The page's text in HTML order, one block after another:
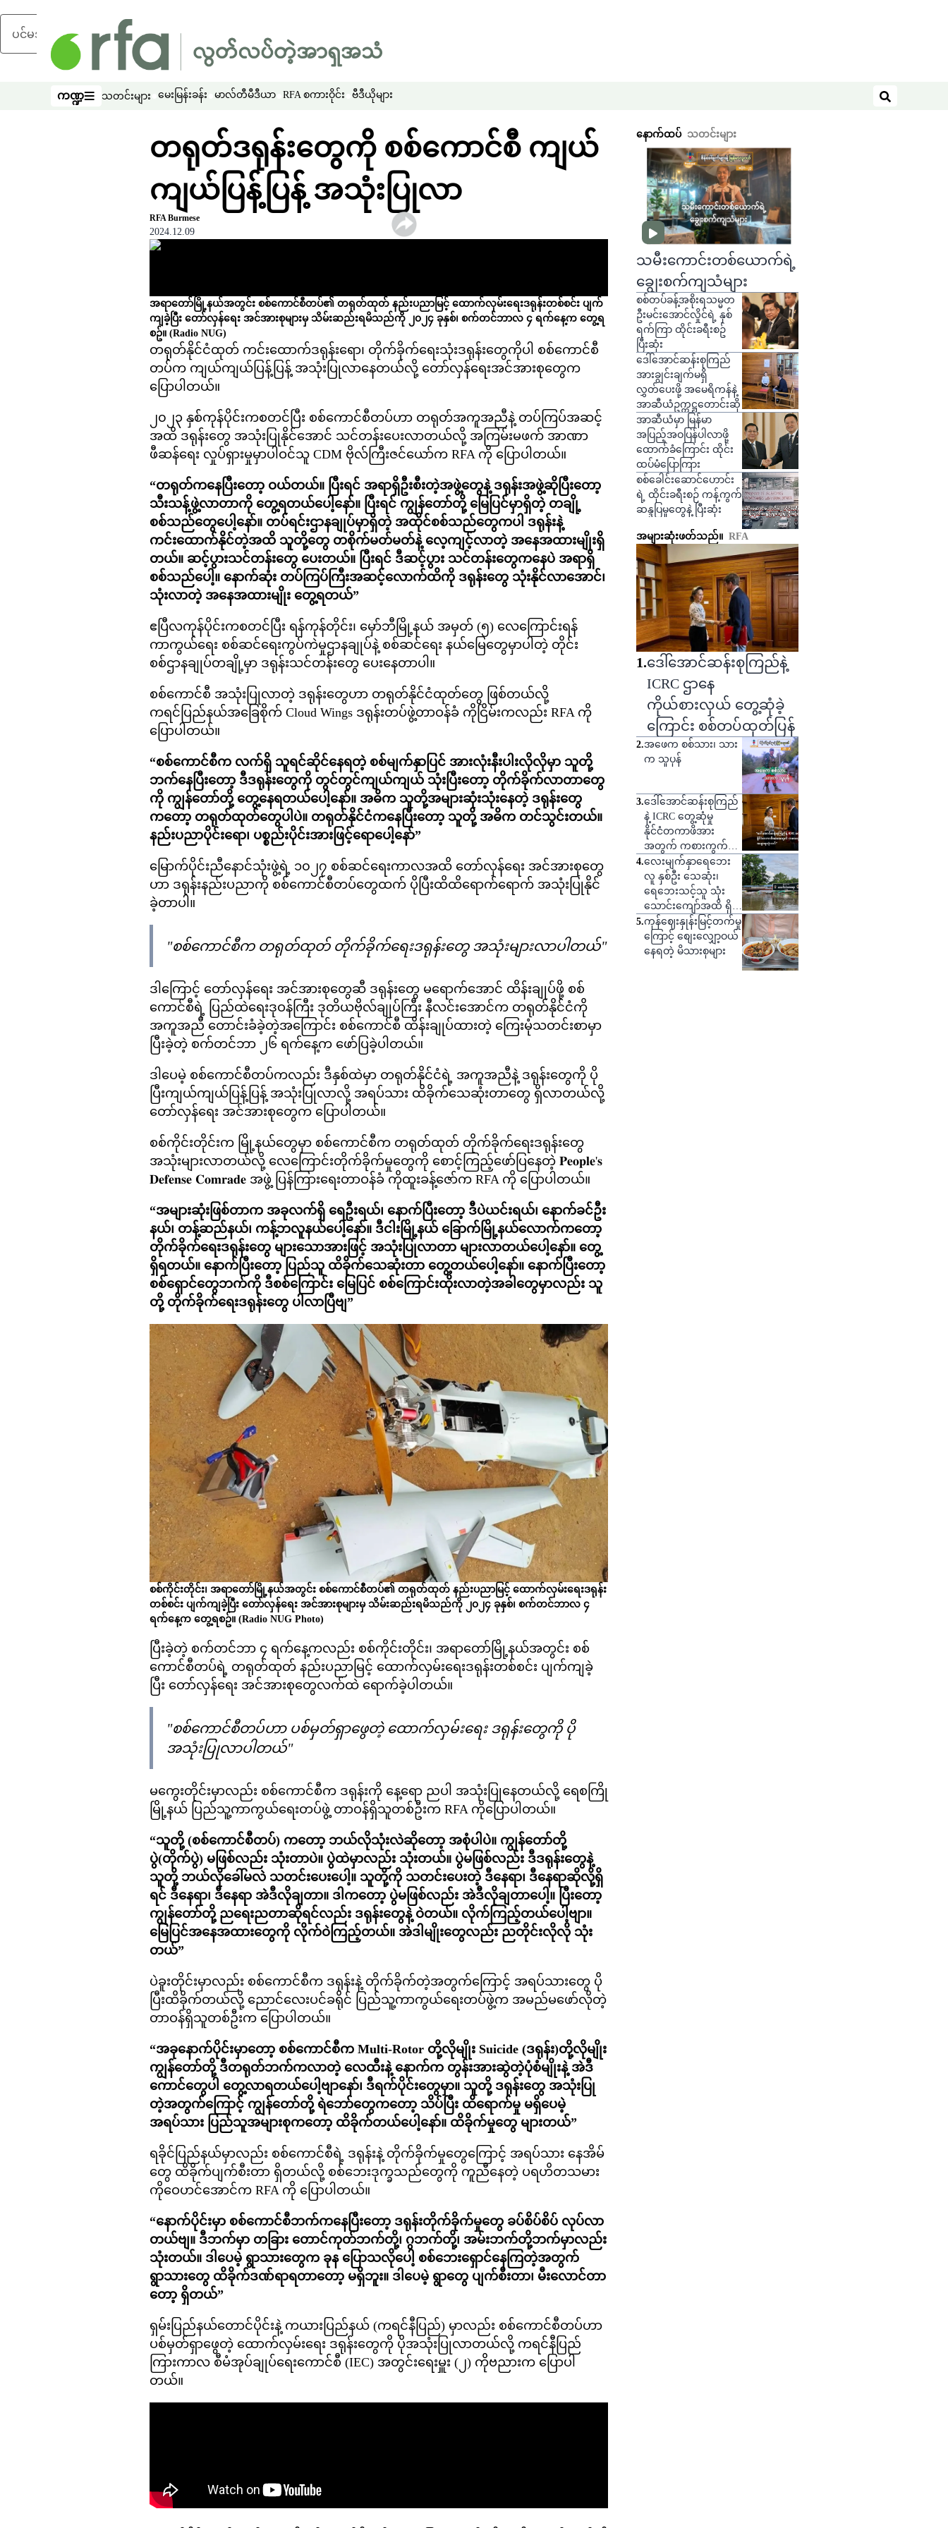
ပင်မအကြောင်းအရာသို့ ကျော်ရန်
ကဏ္ဍ
ကဏ္ဍ သတင်းများ မေးမြန်းခန်း မာလ်တီမီဒီယာ RFA စကားဝိုင်း ဗီဒီယိုများ
ရှာဖွေရန်
တရုတ်ဒရုန်းတွေကို စစ်ကောင်စီ ကျယ်
ကျယ်ပြန့်ပြန့် အသုံးပြုလာ
RFA Burmese
2024.12.09
အရာတော်မြို့နယ်အတွင်း စစ်ကောင်စီတပ်၏ တရုတ်ထုတ် နည်းပညာမြင့် ထောက်လှမ်းရေးဒရုန်းတစ်စင်း ပျက်
ကျခဲ့ပြီး တော်လှန်ရေး အင်အားစုများမှ သိမ်းဆည်းရမိသည်ကို ၂၀၂၄ ခုနှစ်၊ စက်တင်ဘာလ ၄ ရက်နေ့က တွေ့ရ
စဥ်။ (Radio NUG)
တရုတ်နိုင်ငံထုတ် ကင်းထောက်ဒရုန်းရော၊ တိုက်ခိုက်ရေးသုံးဒရုန်းတွေကိုပါ စစ်ကောင်စီ
တပ်က ကျယ်ကျယ်ပြန့်ပြန့် အသုံးပြုလာနေတယ်လို့ တော်လှန်ရေးအင်အားစုတွေက
ပြောပါတယ်။
၂၀၂၃ နှစ်ကုန်ပိုင်းကစတင်ပြီး စစ်ကောင်စီတပ်ဟာ တရုတ်အကူအညီနဲ့ တပ်ကြပ်အဆင့်
အထိ ဒရုန်းတွေ အသုံးပြုနိုင်အောင် သင်တန်းပေးလာတယ်လို့ အကြမ်းမဖက် အာဏာ
ဖီဆန်ရေး လှုပ်ရှားမှုမှာပါဝင်သူ CDM ဗိုလ်ကြီးဇင်ယော်က RFA ကို ပြောပါတယ်။
“တရုတ်ကနေပြီးတော့ ဝယ်တယ်။ ပြီးရင် အရာရှိဦးစီးတဲ့အဖွဲ့တွေနဲ့ ဒရုန်းအဖွဲ့ဆိုပြီးတော့
သီးသန့်ဖွဲ့လာတာကို တွေ့ရတယ်ပေါ့နော်။ ပြီးရင် ကျွန်တော်တို့ မြေပြင်မှာရှိတဲ့ တချို့
စစ်သည်တွေပေါ့နော်။ တပ်ရင်းဌာနချုပ်မှာရှိတဲ့ အထိုင်စစ်သည်တွေကပါ ဒရုန်းနဲ့
ကင်းထောက်နိုင်တဲ့အထိ သူတို့တွေ တစိုက်မတ်မတ်နဲ့ လေ့ကျင့်လာတဲ့ အနေအထားမျိုးရှိ
တယ်။ ဆင့်ပွားသင်တန်းတွေ ပေးတယ်။ ပြီးရင် ဒီဆင့်ပွား သင်တန်းတွေကနေပဲ အရာရှိ
စစ်သည်ပေါ့။ နောက်ဆုံး တပ်ကြပ်ကြီးအဆင့်လောက်ထိကို ဒရုန်းတွေ သုံးနိုင်လာအောင်၊
သုံးလာတဲ့ အနေအထားမျိုး တွေ့ရတယ်”
ဧပြီလကုန်ပိုင်းကစတင်ပြီး ရန်ကုန်တိုင်း၊ မှော်ဘီမြို့နယ် အမှတ် (၅) လေကြောင်းရန်
ကာကွယ်ရေး စစ်ဆင်ရေးကွပ်ကဲမှုဌာနချုပ်နဲ့ စစ်ဆင်ရေး နယ်မြေတွေမှာပါတဲ့ တိုင်း
စစ်ဌာနချုပ်တချို့မှာ ဒရုန်းသင်တန်းတွေ ပေးနေတာပါ။
စစ်ကောင်စီ အသုံးပြုလာတဲ့ ဒရုန်းတွေဟာ တရုတ်နိုင်ငံထုတ်တွေ ဖြစ်တယ်လို့
ကရင်ပြည်နယ်အခြေစိုက် Cloud Wings ဒရုန်းတပ်ဖွဲ့တာဝန်ခံ ကိုငြိမ်းကလည်း RFA ကို
ပြောပါတယ်။
“စစ်ကောင်စီက လက်ရှိ သူရင်ဆိုင်နေရတဲ့ စစ်မျက်နှာပြင် အားလုံးနီးပါးလိုလိုမှာ သူတို့
ဘက်နေပြီးတော့ ဒီဒရုန်းတွေကို တွင်တွင်ကျယ်ကျယ် သုံးပြီးတော့ တိုက်ခိုက်လာတာတွေ
ကို ကျွန်တော်တို့ တွေ့နေရတယ်ပေါ့နော်။ အဓိက သူတို့အများဆုံးသုံးနေတဲ့ ဒရုန်းတွေ
ကတော့ တရုတ်ထုတ်တွေပါပဲ။ တရုတ်နိုင်ငံကနေပြီးတော့ သူတို့ အဓိက တင်သွင်းတယ်။
နည်းပညာပိုင်းရော၊ ပစ္စည်းပိုင်းအားဖြင့်ရောပေါ့နော်”
မြောက်ပိုင်းညီနောင်သုံးဖွဲ့ရဲ့ ၁၀၂၇ စစ်ဆင်ရေးကာလအထိ တော်လှန်ရေး အင်အားစုတွေ
ဟာ ဒရုန်းနည်းပညာကို စစ်ကောင်စီတပ်တွေထက် ပိုပြီးထိထိရောက်ရောက် အသုံးပြုနိုင်
ခဲ့တာပါ။
"စစ်ကောင်စီက တရုတ်ထုတ် တိုက်ခိုက်ရေးဒရုန်းတွေ အသုံးများလာပါတယ်"
ဒါကြောင့် တော်လှန်ရေး အင်အားစုတွေဆီ ဒရုန်းတွေ မရောက်အောင် ထိန်းချုပ်ဖို့ စစ်
ကောင်စီရဲ့ ပြည်ထဲရေးဒုဝန်ကြီး ဒုတိယဗိုလ်ချုပ်ကြီး နီလင်းအောင်က တရုတ်နိုင်ငံကို
အကူအညီ တောင်းခံခဲ့တဲ့အကြောင်း စစ်ကောင်စီ ထိန်းချုပ်ထားတဲ့ ကြေးမုံသတင်းစာမှာ
ပြီးခဲ့တဲ့ စက်တင်ဘာ ၂၆ ရက်နေ့က ဖော်ပြခဲ့ပါတယ်။
ဒါပေမဲ့ စစ်ကောင်စီတပ်ကလည်း ဒီနှစ်ထဲမှာ တရုတ်နိုင်ငံရဲ့ အကူအညီနဲ့ ဒရုန်းတွေကို ပို
ပြီးကျယ်ကျယ်ပြန့်ပြန့် အသုံးပြုလာလို့ အရပ်သား ထိခိုက်သေဆုံးတာတွေ ရှိလာတယ်လို့
တော်လှန်ရေး အင်အားစုတွေက ပြောပါတယ်။
စစ်ကိုင်းတိုင်းက မြို့နယ်တွေမှာ စစ်ကောင်စီက တရုတ်ထုတ် တိုက်ခိုက်ရေးဒရုန်းတွေ
အသုံးများလာတယ်လို့ လေကြောင်းတိုက်ခိုက်မှုတွေကို စောင့်ကြည့်ဖော်ပြနေတဲ့ 𝐏𝐞𝐨𝐩𝐥𝐞'𝐬
𝐃𝐞𝐟𝐞𝐧𝐬𝐞 𝐂𝐨𝐦𝐫𝐚𝐝𝐞 အဖွဲ့ ပြန်ကြားရေးတာဝန်ခံ ကိုထူးခန့်ဇော်က RFA ကို ပြောပါတယ်။
“အများဆုံးဖြစ်တာက အခုလက်ရှိ ရေဦးရယ်၊ နောက်ပြီးတော့ ဒီပဲယင်းရယ်၊ နောက်ခင်ဦး
နယ်၊ တန့်ဆည်နယ်၊ ကန့်ဘလူနယ်ပေါ့နော်။ ဒီငါးမြို့နယ် ခြောက်မြို့နယ်လောက်ကတော့
တိုက်ခိုက်ရေးဒရုန်းတွေ များသောအားဖြင့် အသုံးပြုလာတာ များလာတယ်ပေါ့နော်။ တွေ့
ရှိရတယ်။ နောက်ပြီးတော့ ပြည်သူ ထိခိုက်သေဆုံးတာ တွေ့တယ်ပေါ့နော်။ နောက်ပြီးတော့
စစ်ရှောင်တွေဘက်ကို ဒီစစ်ကြောင်း မြေပြင် စစ်ကြောင်းထိုးလာတဲ့အခါတွေမှာလည်း သူ
တို့ တိုက်ခိုက်ရေးဒရုန်းတွေ ပါလာပြီဗျ”
စစ်ကိုင်းတိုင်း၊ အရာတော်မြို့နယ်အတွင်း စစ်ကောင်စီတပ်၏ တရုတ်ထုတ် နည်းပညာမြင့် ထောက်လှမ်းရေးဒရုန်း
တစ်စင်း ပျက်ကျခဲ့ပြီး တော်လှန်ရေး အင်အားစုများမှ သိမ်းဆည်းရမိသည်ကို ၂၀၂၄ ခုနှစ်၊ စက်တင်ဘာလ ၄
ရက်နေ့က တွေ့ရစဥ်။ (Radio NUG Photo)
ပြီးခဲ့တဲ့ စက်တင်ဘာ ၄ ရက်နေ့ကလည်း စစ်ကိုင်းတိုင်း၊ အရာတော်မြို့နယ်အတွင်း စစ်
ကောင်စီတပ်ရဲ့ တရုတ်ထုတ် နည်းပညာမြင့် ထောက်လှမ်းရေးဒရုန်းတစ်စင်း ပျက်ကျခဲ့
ပြီး တော်လှန်ရေး အင်အားစုတွေလက်ထဲ ရောက်ခဲ့ပါတယ်။
"စစ်ကောင်စီတပ်ဟာ ပစ်မှတ်ရှာဖွေတဲ့ ထောက်လှမ်းရေး ဒရုန်းတွေကို ပို
အသုံးပြုလာပါတယ်"
မကွေးတိုင်းမှာလည်း စစ်ကောင်စီက ဒရုန်းကို နေ့ရော ညပါ အသုံးပြုနေတယ်လို့ ရေစကြို
မြို့နယ် ပြည်သူ့ကာကွယ်ရေးတပ်ဖွဲ့ တာဝန်ရှိသူတစ်ဦးက RFA ကိုပြောပါတယ်။
“သူတို့ (စစ်ကောင်စီတပ်) ကတော့ ဘယ်လိုသုံးလဲဆိုတော့ အစုံပါပဲ။ ကျွန်တော်တို့
ပွဲ(တိုက်ပွဲ) မဖြစ်လည်း သုံးတာပဲ။ ပွဲထဲမှာလည်း သုံးတယ်။ ပွဲမဖြစ်လည်း ဒီဒရုန်းတွေနဲ့
သူတို့ ဘယ်လိုခေါ်မလဲ သတင်းပေးပေါ့။ သူတို့ကို သတင်းပေးတဲ့ ဒီနေရာ၊ ဒီနေရာဆိုလို့ရှိ
ရင် ဒီနေရာ၊ ဒီနေရာ အဲဒီလိုချတာ။ ဒါကတော့ ပွဲမဖြစ်လည်း အဲဒီလိုချတာပေါ့။ ပြီးတော့
ကျွန်တော်တို့ ညရေးညတာဆိုရင်လည်း ဒရုန်းတွေနဲ့ ဝဲတယ်။ လိုက်ကြည့်တယ်ပေါ့ဗျာ။
မြေပြင်အနေအထားတွေကို လိုက်ဝဲကြည့်တယ်။ အဲဒါမျိုးတွေလည်း ညတိုင်းလိုလို သုံး
တယ်”
ပဲခူးတိုင်းမှာလည်း စစ်ကောင်စီက ဒရုန်းနဲ့ တိုက်ခိုက်တဲ့အတွက်ကြောင့် အရပ်သားတွေ ပို
ပြီးထိခိုက်တယ်လို့ ညောင်လေးပင်ခရိုင် ပြည်သူ့ကာကွယ်ရေးတပ်ဖွဲ့က အမည်မဖော်လိုတဲ့
တာဝန်ရှိသူတစ်ဦးက ပြောပါတယ်။
“အခုနောက်ပိုင်းမှာတော့ စစ်ကောင်စီက Multi-Rotor တို့လိုမျိုး Suicide (ဒရုန်း)တို့လိုမျိုး
ကျွန်တော်တို့ ဒီတရုတ်ဘက်ကလာတဲ့ လေထီးနဲ့ နောက်က တွန်းအားဆွဲတဲ့ပုံစံမျိုးနဲ့ အဲဒီ
ကောင်တွေပါ တွေ့လာရတယ်ပေါ့ဗျာနော်၊ ဒီရက်ပိုင်းတွေမှာ။ သူတို့ ဒရုန်းတွေ အသုံးပြု
တဲ့အတွက်ကြောင့် ကျွန်တော်တို့ ရဲဘော်တွေကတော့ သိပ်ပြီး ထိရောက်မှု မရှိပေမဲ့
အရပ်သား ပြည်သူအများစုကတော့ ထိခိုက်တယ်ပေါ့နော်။ ထိခိုက်မှုတွေ များတယ်”
ရခိုင်ပြည်နယ်မှာလည်း စစ်ကောင်စီရဲ့ ဒရုန်းနဲ့ တိုက်ခိုက်မှုတွေကြောင့် အရပ်သား နေအိမ်
တွေ ထိခိုက်ပျက်စီးတာ ရှိတယ်လို့ စစ်ဘေးဒုက္ခသည်တွေကို ကူညီနေတဲ့ ပရဟိတသမား
ကိုဝေဟင်အောင်က RFA ကို ပြောပါတယ်။
“နောက်ပိုင်းမှာ စစ်ကောင်စီဘက်ကနေပြီးတော့ ဒရုန်းတိုက်ခိုက်မှုတွေ ခပ်စိပ်စိပ် လုပ်လာ
တယ်ဗျ။ ဒီဘက်မှာ တခြား တောင်ကုတ်ဘက်တို့၊ ဂွဘက်တို့၊ အမ်းဘက်တို့ဘက်မှာလည်း
သုံးတယ်။ ဒါပေမဲ့ ရွာသားတွေက ခုန ပြောသလိုပေါ့ စစ်ဘေးရှောင်နေကြတဲ့အတွက်
ရွာသားတွေ ထိခိုက်ဒဏ်ရာရတာတော့ မရှိဘူး။ ဒါပေမဲ့ ရွာတွေ ပျက်စီးတာ၊ မီးလောင်တာ
တော့ ရှိတယ်”
ရှမ်းပြည်နယ်တောင်ပိုင်းနဲ့ ကယားပြည်နယ် (ကရင်နီပြည်) မှာလည်း စစ်ကောင်စီတပ်ဟာ
ပစ်မှတ်ရှာဖွေတဲ့ ထောက်လှမ်းရေး ဒရုန်းတွေကို ပိုအသုံးပြုလာတယ်လို့ ကရင်နီပြည်
ကြားကာလ စီမံအုပ်ချုပ်ရေးကောင်စီ (IEC) အတွင်းရေးမှူး (၂) ကိုဗညားက ပြောပါ
တယ်။
နောက်ထပ် သတင်းများ
သမီးကောင်းတစ်ယောက်ရဲ့
ချွေးစက်ကျသံများ
စစ်တပ်ခန့်အစိုးရသမ္မတ
ဦးမင်းအောင်လှိုင်ရဲ့ နှစ်
ရက်ကြာ ထိုင်းခရီးစဥ်
ပြီးဆုံး
ဒေါ်အောင်ဆန်းစုကြည်
အားချွင်းချက်မရှိ
လွှတ်ပေးဖို့ အမေရိကန်နဲ့
အာဆီယံဥက္ကဋ္ဌတောင်းဆို
အာဆီယံမှာ မြန်မာ
အပြည့်အဝပြန်ပါလာဖို့
ထောက်ခံကြောင်း ထိုင်း
ထပ်မံပြောကြား
စစ်ခေါင်းဆောင်ဟောင်း
ရဲ့ ထိုင်းခရီးစဉ် ကန့်ကွက်
ဆန္ဒပြမှုတွေနဲ့ ပြီးဆုံး
အများဆုံးဖတ်သည်။ RFA
1.ဒေါ်အောင်ဆန်းစုကြည်နဲ့
ICRC ဌာနေ
ကိုယ်စားလှယ် တွေ့ဆုံခဲ့
ကြောင်း စစ်တပ်ထုတ်ပြန်
2.အဖေက စစ်သား၊ သား
က သူပုန်
3.ဒေါ်အောင်ဆန်းစုကြည်
နဲ့ ICRC တွေ့ဆုံမှု
နိုင်ငံတကာဖိအား
အတွက် ကစားကွက်
တစ်ခုဟု သုံးသပ်
4.လေးမျက်နှာရေဘေး
လူ နှစ်ဦး သေဆုံး၊
ရေဘေးသင့်သူ သုံး
သောင်းကျော်အထိ ရှိ
လာ
5.ကုန်ဈေးနှုန်းမြင့်တက်မှု
ကြောင့် စျေးလျှော့ဝယ်
နေရတဲ့ မိသားစုများ